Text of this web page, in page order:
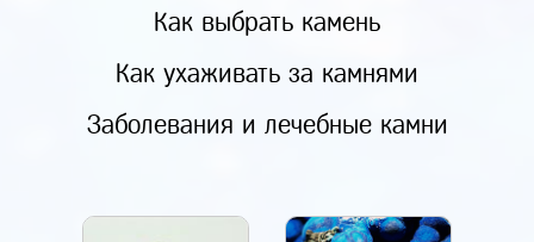
Как выбрать камень
Как ухаживать за камнями
Заболевания и лечебные камни